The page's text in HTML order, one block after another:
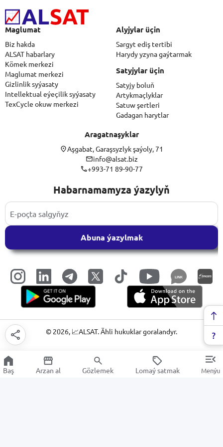
Maglumat
Biz hakda
ALSAT habarlary
Kömek merkezi
Maglumat merkezi
Gizlinlik syýasaty
Intellektual eýeçilik syýasaty
TexCycle okuw merkezi
Alyjylar üçin
Sargyt ediş tertibi
Harydy yzyna gaýtarmak
Satyjylar üçin
Satyjy boluň
Artykmaçlyklar
Satuw şertleri
Gadagan harytlar
Aragatnaşyklar
Aşgabat, Garaşsyzlyk şaýoly, 71
info@alsat.biz
+993-71 89-90-77
Habarnamamyza ýazylyň
Abuna ýazylmak
LINK
© 2026, 📈ALSAT. Ähli hukuklar goralandyr.
Baş Arzan al Gözlemek Lomaý satmak Menýu